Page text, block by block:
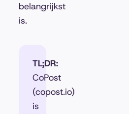
belangrijkst
is.
TL;DR:
CoPost
(copost.io)
is